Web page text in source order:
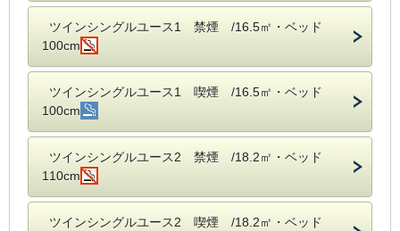
ツインシングルユース1 禁煙 /16.5㎡・ベッド
100cm
ツインシングルユース1 喫煙 /16.5㎡・ベッド
100cm
ツインシングルユース2 禁煙 /18.2㎡・ベッド
110cm
ツインシングルユース2 喫煙 /18.2㎡・ベッド